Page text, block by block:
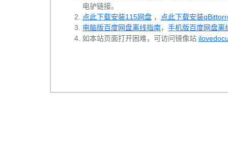
电驴链接。
点此下载安装115网盘 ，
点此下载安装
电脑版百度网盘离线指南， 手机版百度网盘离
如本站页面打开困难，可访问镜像站